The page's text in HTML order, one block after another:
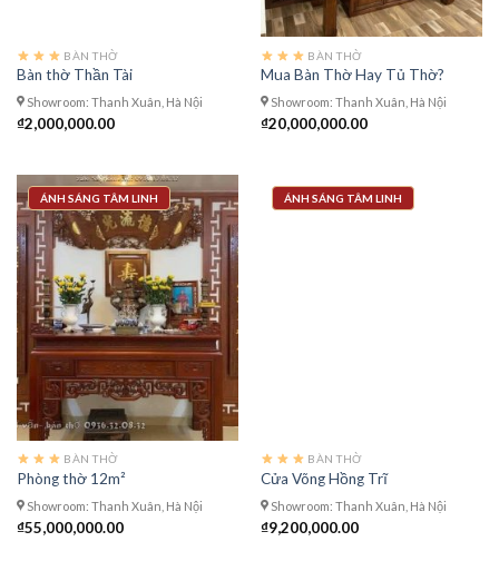
BÀN THỜ
Bàn thờ Thần Tài
Showroom: Thanh Xuân, Hà Nội
₫2,000,000.00
BÀN THỜ
Mua Bàn Thờ Hay Tủ Thờ?
Showroom: Thanh Xuân, Hà Nội
₫20,000,000.00
ÁNH SÁNG TÂM LINH
BÀN THỜ
Phòng thờ 12m²
Showroom: Thanh Xuân, Hà Nội
₫55,000,000.00
ÁNH SÁNG TÂM LINH
BÀN THỜ
Cửa Võng Hồng Trĩ
Showroom: Thanh Xuân, Hà Nội
₫9,200,000.00